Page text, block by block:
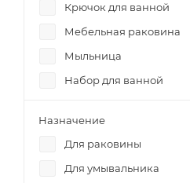
Крючок для ванной
Мебельная раковина
Мыльница
Набор для ванной
Подвесной унитаз
Раковина
Раковина-столешница
Назначение
Для раковины
Для умывальника